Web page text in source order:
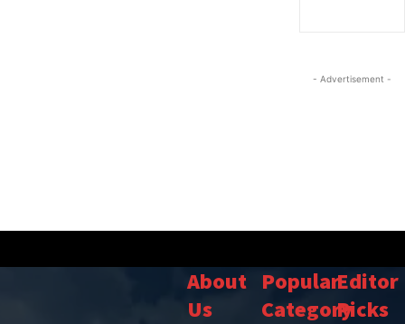
- Advertisement -
About
Us
Popular
Category
Editor
Picks